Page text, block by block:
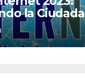
la